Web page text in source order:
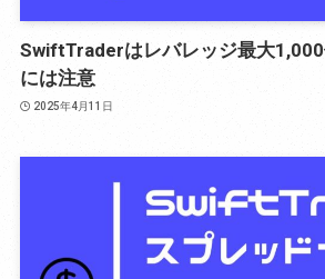
SwiftTraderはレバレッジ最大
には注意
2025年4月11日